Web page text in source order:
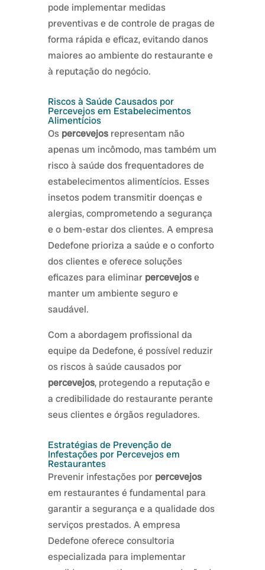
pode implementar medidas
preventivas e de controle de pragas de
forma rápida e eficaz, evitando danos
maiores ao ambiente do restaurante e
à reputação do negócio.
Riscos à Saúde Causados por
Percevejos em Estabelecimentos
Alimentícios
Os percevejosrepresentam não
apenas um incômodo, mas também um
risco à saúde dos frequentadores de
estabelecimentos alimentícios. Esses
insetos podem transmitir doenças e
alergias, comprometendo a segurança
e o bem-estar dos clientes. A empresa
Dedefone prioriza a saúde e o conforto
dos clientes e oferece soluções
eficazes para eliminar percevejose
manter um ambiente seguro e
saudável.
Com a abordagem profissional da
equipe da Dedefone, é possível reduzir
os riscos à saúde causados por
percevejos, protegendo a reputação e
a credibilidade do restaurante perante
seus clientes e órgãos reguladores.
Estratégias de Prevenção de
Infestações por Percevejos em
Restaurantes
Prevenir infestações por percevejos
em restaurantes é fundamental para
garantir a segurança e a qualidade dos
serviços prestados. A empresa
Dedefone oferece consultoria
especializada para implementar